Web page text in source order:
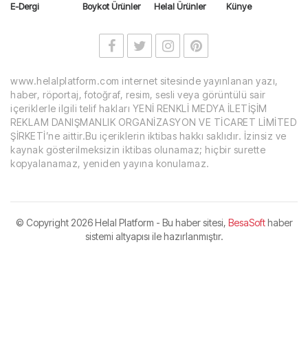
E-Dergi
Boykot Ürünler Helal Ürünler Künye
www.helalplatform.com internet sitesinde yayınlanan yazı,
haber, röportaj, fotoğraf, resim, sesli veya görüntülü sair
içeriklerle ilgili telif hakları YENİ RENKLİ MEDYA İLETİŞİM
REKLAM DANIŞMANLIK ORGANİZASYON VE TİCARET LİMİTED
ŞİRKETİ’ne aittir.Bu içeriklerin iktibas hakkı saklıdır. İzinsiz ve
kaynak gösterilmeksizin iktibas olunamaz; hiçbir surette
kopyalanamaz, yeniden yayına konulamaz.
© Copyright2026 Helal Platform - Bu haber sitesi, BesaSofthaber
sistemi altyapısı ile hazırlanmıştır.